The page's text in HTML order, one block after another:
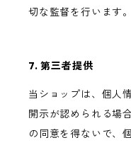
切な監督を行います。
7. 第三者提供
当ショップは、個人
開示が認められる場
の同意を得ないで、